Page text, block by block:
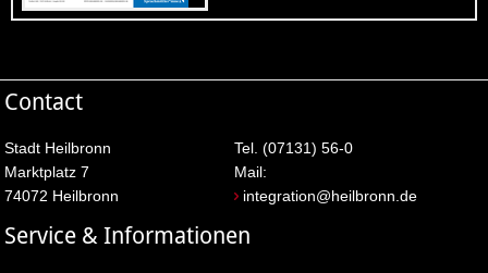
Contact
Stadt Heilbronn
Marktplatz 7
74072 Heilbronn
Tel. (07131) 56-0
Mail:
integration@heilbronn.de
Service & Informationen